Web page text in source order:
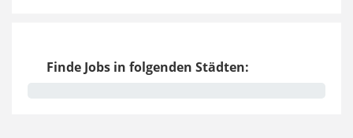
Finde Jobs in folgenden Städten: